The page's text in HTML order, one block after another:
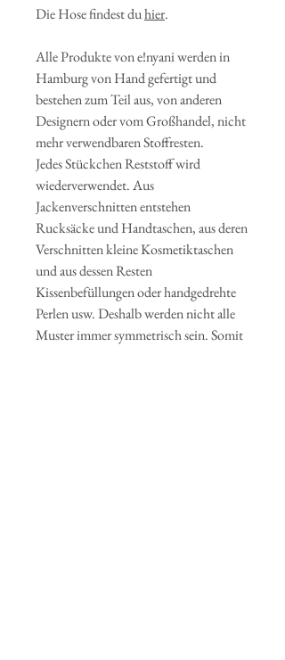
Die Hose findest duhier.
Alle Produkte von e!nyani werden in
Hamburg von Hand gefertigt und
bestehen zum Teil aus, von anderen
Designern oder vom Großhandel, nicht
mehr verwendbaren Stoffresten.
Jedes Stückchen Reststoff wird
wiederverwendet. Aus
Jackenverschnitten entstehen
Rucksäcke und Handtaschen, aus deren
Verschnitten kleine Kosmetiktaschen
und aus dessen Resten
Kissenbefüllungen oder handgedrehte
Perlen usw. Deshalb werden nicht alle
Muster immer symmetrisch sein. Somit